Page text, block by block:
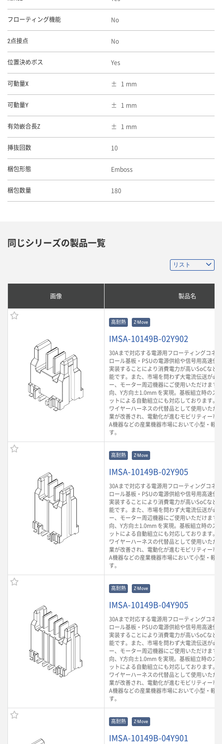
フローティング機能 No
2点接点 No
位置決めボス Yes
可動量X 1 mm
可動量Y 1 mm
有効嵌合長Z 1 mm
挿抜回数 10
梱包形態 Emboss
梱包数量 180
同じシリーズの製品一覧
画像 製品名
高耐熱 Z-Move
IMSA-10149B-02Y902
30Aまで対応する電源用フローティングコネ
ロール基板・PSUの電源供給や信号用高速伝
実装することにより消費電力が高いSoCなど
能です。また、市場を問わず大電流伝送が必
ー、モーター周辺機器にご使用いただけます
向、Y方向±1.0mm を実現。基板組立時のズ
ットによる自動組立にも対応しております。
ワイヤーハーネスの代替品として使用いただ
業が改善され、電動化が進むモビリティー市
A機器などの産業機器市場において小型・軽
す。
高耐熱 Z-Move
IMSA-10149B-02Y905
30Aまで対応する電源用フローティングコネ
ロール基板・PSUの電源供給や信号用高速伝
実装することにより消費電力が高いSoCなど
能です。また、市場を問わず大電流伝送が必
ー、モーター周辺機器にご使用いただけます
向、Y方向±1.0mm を実現。基板組立時のズ
ットによる自動組立にも対応しております。
ワイヤーハーネスの代替品として使用いただ
業が改善され、電動化が進むモビリティー市
A機器などの産業機器市場において小型・軽
す。
高耐熱 Z-Move
IMSA-10149B-04Y905
30Aまで対応する電源用フローティングコネ
ロール基板・PSUの電源供給や信号用高速伝
実装することにより消費電力が高いSoCなど
能です。また、市場を問わず大電流伝送が必
ー、モーター周辺機器にご使用いただけます
向、Y方向±1.0mm を実現。基板組立時のズ
ットによる自動組立にも対応しております。
ワイヤーハーネスの代替品として使用いただ
業が改善され、電動化が進むモビリティー市
A機器などの産業機器市場において小型・軽
す。
高耐熱 Z-Move
IMSA-10149B-04Y901